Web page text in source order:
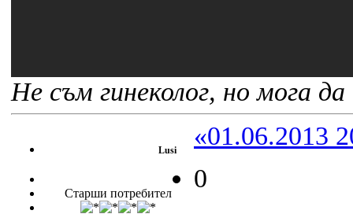
Не съм гинеколог, но мога да
Lusi
Старши потребител
«01.06.2013
0